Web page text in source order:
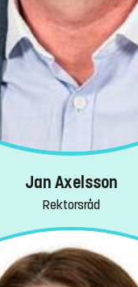
Jan Axelsson
Rektorsråd